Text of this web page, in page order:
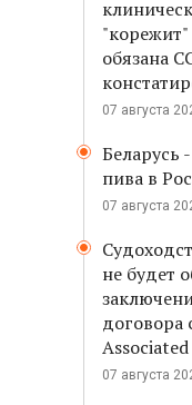
обязана
07 августа
Беларусь
пива в
07 августа
не будет
договора
07 августа